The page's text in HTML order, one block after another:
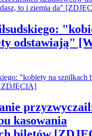
odstawiają"
kasowania